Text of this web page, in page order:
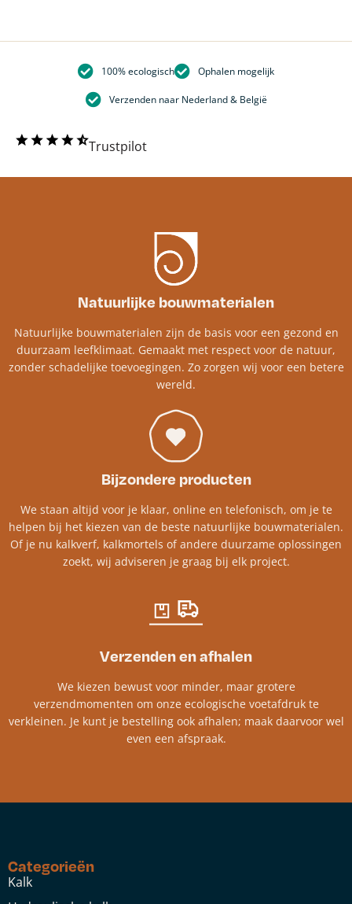
100% ecologisch Ophalen mogelijk
Verzenden naar Nederland & België
Trustpilot
Natuurlijke bouwmaterialen
Natuurlijke bouwmaterialen zijn de basis voor een gezond en
duurzaam leefklimaat. Gemaakt met respect voor de natuur,
zonder schadelijke toevoegingen. Zo zorgen wij voor een betere
wereld.
Bijzondere producten
We staan altijd voor je klaar, online en telefonisch, om je te
helpen bij het kiezen van de beste natuurlijke bouwmaterialen.
Of je nu kalkverf, kalkmortels of andere duurzame oplossingen
zoekt, wij adviseren je graag bij elk project.​
Verzenden en afhalen
We kiezen bewust voor minder, maar grotere
verzendmomenten om onze ecologische voetafdruk te
verkleinen. Je kunt je bestelling ook afhalen; maak daarvoor wel
even een afspraak.
Categorieën
Kalk